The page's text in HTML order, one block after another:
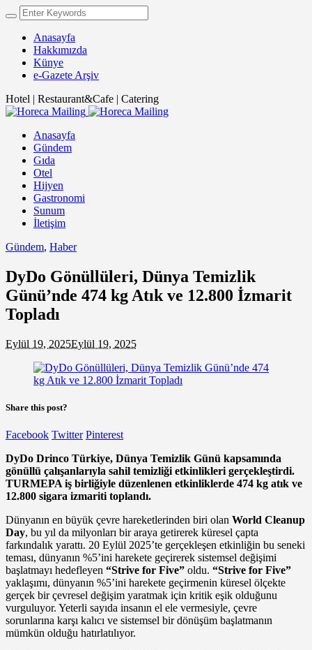
Anasayfa
Hakkımızda
Künye
e-Gazete Arşiv
Hotel | Restaurant&Cafe | Catering
Anasayfa
Gündem
Gıda
Otel
Hijyen
Gastronomi
Sunum
İletişim
Gündem, Haber
DyDo Gönüllüleri, Dünya Temizlik
Günü’nde 474 kg Atık ve 12.800 İzmarit
Topladı
Eylül 19, 2025Eylül 19, 2025
Share this post?
Facebook Twitter Pinterest
DyDo Drinco Türkiye, Dünya Temizlik Günü kapsamında
gönüllü çalışanlarıyla sahil temizliği etkinlikleri gerçekleştirdi.
TURMEPA iş birliğiyle düzenlenen etkinliklerde 474 kg atık ve
12.800 sigara izmariti toplandı.
Dünyanın en büyük çevre hareketlerinden biri olan World Cleanup
Day, bu yıl da milyonları bir araya getirerek küresel çapta
farkındalık yarattı. 20 Eylül 2025’te gerçekleşen etkinliğin bu seneki
teması, dünyanın %5’ini harekete geçirerek sistemsel değişimi
başlatmayı hedefleyen “Strive for Five” oldu. “Strive for Five”
yaklaşımı, dünyanın %5’ini harekete geçirmenin küresel ölçekte
gerçek bir çevresel değişim yaratmak için kritik eşik olduğunu
vurguluyor. Yeterli sayıda insanın el ele vermesiyle, çevre
sorunlarına karşı kalıcı ve sistemsel bir dönüşüm başlatmanın
mümkün olduğu hatırlatılıyor.